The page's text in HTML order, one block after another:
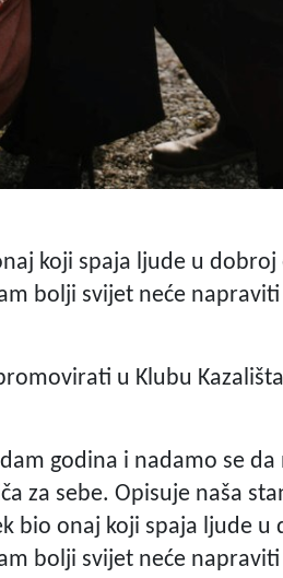
koji spaja ljude u dobroj
bolji svijet neće
u Klubu
godina i nadamo se
za sebe. Opisuje naša
bio onaj koji spaja ljude u
bolji svijet neće